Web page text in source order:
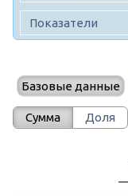
Базовые данные
Сумма Доля